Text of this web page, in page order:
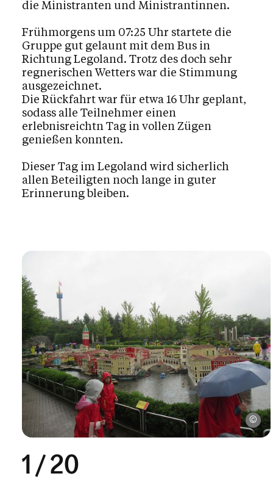
die Ministranten und Ministrantinnen.
Frühmorgens um 07:25 Uhr startete die
Gruppe gut gelaunt mit dem Bus in
Richtung Legoland. Trotz des doch sehr
regnerischen Wetters war die Stimmung
ausgezeichnet.
Die Rückfahrt war für etwa 16 Uhr geplant,
sodass alle Teilnehmer einen
erlebnisreichtn Tag in vollen Zügen
genießen konnten.
Dieser Tag im Legoland wird sicherlich
allen Beteiligten noch lange in guter
Erinnerung bleiben.
1 /20